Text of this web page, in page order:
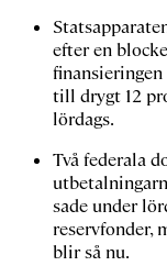
efter en
till drygt 12
lördags.
Två federala
sade under
reservfonder,
blir så nu.